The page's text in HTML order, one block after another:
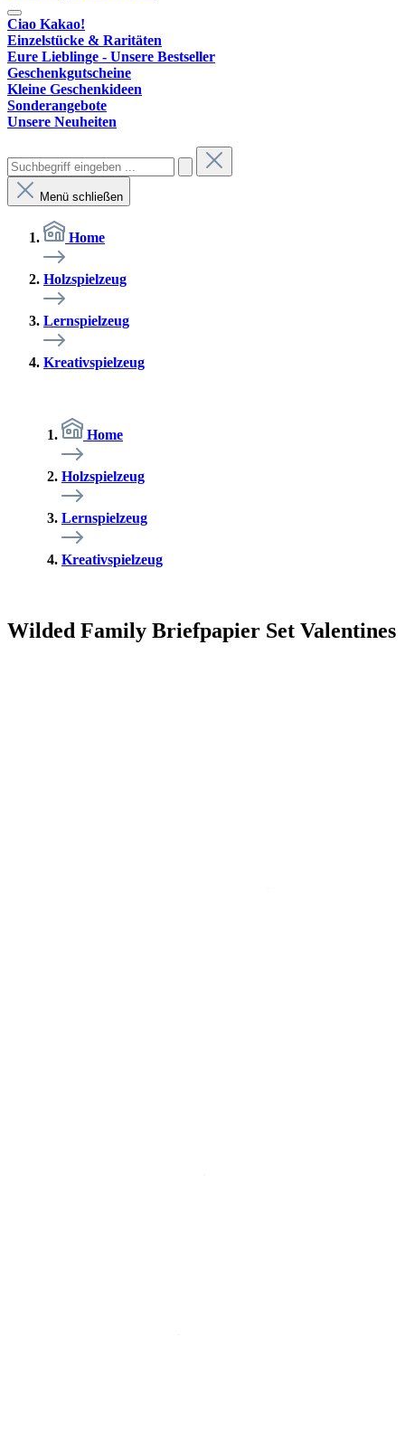
Ciao Kakao!
Einzelstücke & Raritäten
Eure Lieblinge - Unsere Bestseller
Geschenkgutscheine
Kleine Geschenkideen
Sonderangebote
Unsere Neuheiten
Menü schließen
Home
Holzspielzeug
Lernspielzeug
Kreativspielzeug
Home
Holzspielzeug
Lernspielzeug
Kreativspielzeug
Wilded Family Briefpapier Set Valentines